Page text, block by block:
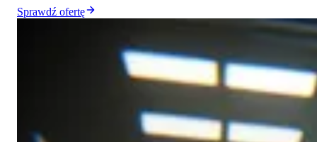
Sprawdź ofertę